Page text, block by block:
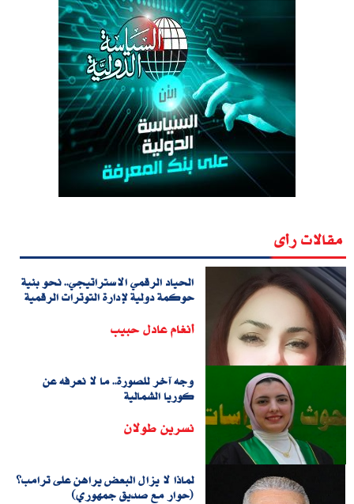
مقالات رأى
الحياد الرقمي الاستراتيجي.. نحو بنية
حوكمة دولية لإدارة التوترات الرقمية
أنغام عادل حبيب
وجه آخر للصورة.. ما لا نعرفه عن
كوريا الشمالية
نسرين طولان
لماذا لا يزال البعض يراهن على ترامب؟
(حوار مع صديق جمهوري)